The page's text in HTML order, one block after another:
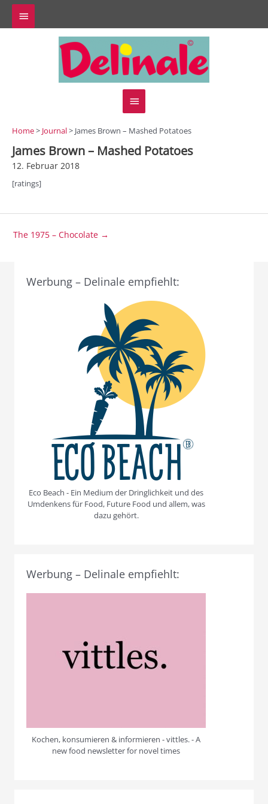
Zum
Inhalt
springen
Above
Hauptmenü
Home> Journal> James Brown – Mashed Potatoes
James Brown – Mashed Potatoes
12. Februar 2018
[ratings]
Beitragsnavigation
The 1975 – Chocolate →
Werbung – Delinale empfiehlt:
Eco Beach - Ein Medium der Dringlichkeit und des
Umdenkens für Food, Future Food und allem, was
dazu gehört.
Werbung – Delinale empfiehlt:
Kochen, konsumieren & informieren - vittles. - A
new food newsletter for novel times